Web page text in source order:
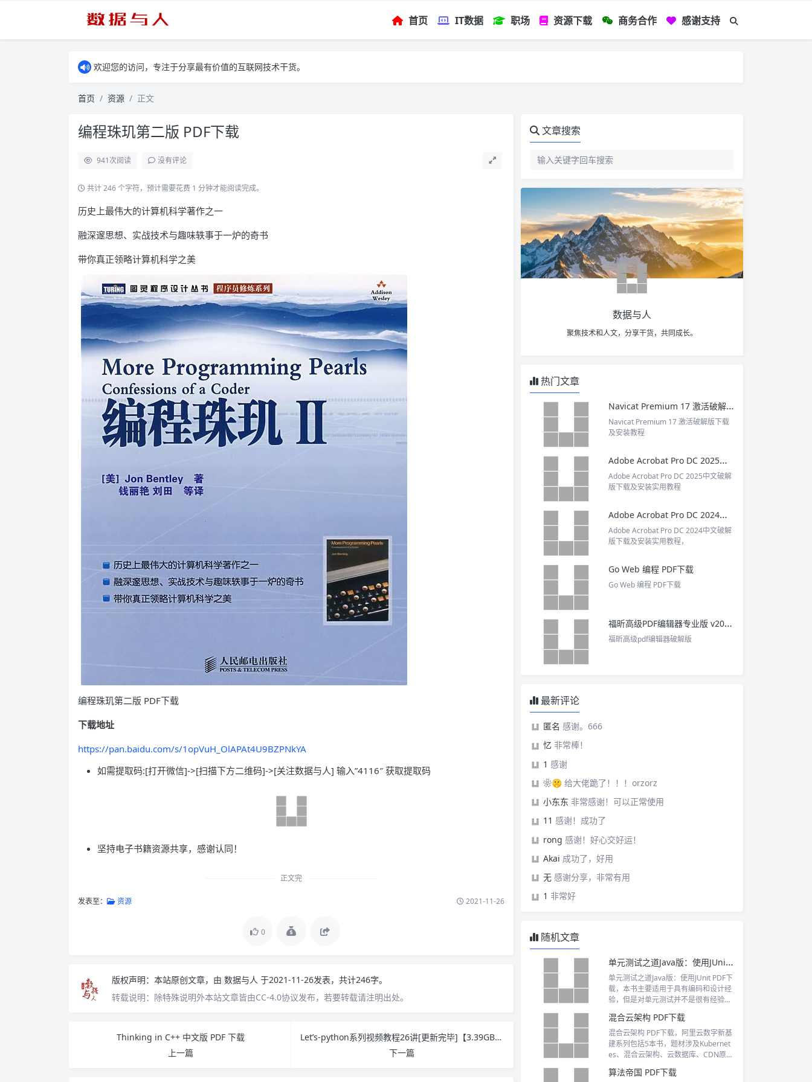
首页 IT数据 职场 资源下载 商务合作 感谢支持
欢迎您的访问，专注于分享最有价值的互联网技术干货。
首页 资源 正文
编程珠玑第二版 PDF下载
941次阅读 没有评论
共计 246 个字符，预计需要花费 1 分钟才能阅读完成。
历史上最伟大的计算机科学著作之一
融深邃思想、实战技术与趣味轶事于一炉的奇书
带你真正领略计算机科学之美
编程珠玑第二版 PDF下载
下载地址
https://pan.baidu.com/s/1opVuH_OlAPAt4U9BZPNkYA
如需提取码:[打开微信]->[扫描下方二维码]->[关注数据与人] 输入”4116″ 获取提取码
坚持电子书籍资源共享，感谢认同！
正文完
发表至： 资源 2021-11-26
0
版权声明： 本站原创文章，由 数据与人 于2021-11-26发表，共计246字。
转载说明： 除特殊说明外本站文章皆由CC-4.0协议发布，若要转载请注明出处。
Thinking in C++ 中文版 PDF 下载
上一篇
Let’s-python系列视频教程26讲[更新完毕]【3.39GB】下载
下一篇
文章搜索
数据与人
聚焦技术和人文，分享干货，共同成长。
热门文章
Navicat Premium 17 激活破解版下载及安装教程
Navicat Premium 17 激活破解版下载
及安装教程
Adobe Acrobat Pro DC 2025中文破解版下载及安装实用教程
Adobe Acrobat Pro DC 2025中文破解
版下载及安装实用教程
Adobe Acrobat Pro DC 2024中文破解版下载及安装实用教程
Adobe Acrobat Pro DC 2024中文破解
版下载及安装实用教程，
Go Web 编程 PDF下载
Go Web 编程 PDF下载
福昕高级PDF编辑器专业版 v2025 中文激活版
福昕高级pdf编辑器破解版
最新评论
匿名 感谢。666
忆 非常棒！
1 感谢
❀🤫 给大佬跪了！！！orzorz
小东东 非常感谢！可以正常使用
11 感谢！成功了
rong 感谢！好心交好运！
Akai 成功了，好用
无 感谢分享，非常有用
1 非常好
随机文章
单元测试之道Java版：使用JUnit PDF下载
单元测试之道Java版：使用JUnit PDF下
载，本书主要适用于具有编码和设计经
验，但是对单元测试并不是很有经验的
混合云架构 PDF下载
混合云架构 PDF下载，阿里云数字新基
建系列包括5本书，题材涉及Kubernet
es、混合云架构、云数据库、CDN原理
ws），囊括了领先的云技术知识与阿里
算法帝国 PDF下载